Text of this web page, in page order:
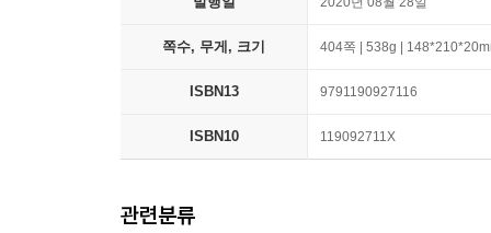
쪽수, 무게, 크기 404쪽 | 538g |
ISBN13 9791190927116
ISBN10 119092711X
관련분류